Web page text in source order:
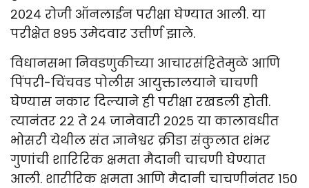
२०२४ रोजी ऑनलाईन परीक्षा घेण्यात आली. या
परीक्षेत ८९५ उमेदवार उत्तीर्ण झाले.
विधानसभा निवडणुकीच्या आचारसंहितेमुळे आणि
पिंपरी-चिंचवड पोलीस आयुक्तालयाने चाचणी
घेण्यास नकार दिल्याने ही परीक्षा रखडली होती.
त्यानंतर २२ ते २४ जानेवारी २०२५ या कालावधीत
भोसरी येथील संत ज्ञानेश्वर क्रीडा संकुलात शंभर
गुणांची शारिरिक क्षमता मैदानी चाचणी घेण्यात
आली. शारीरिक क्षमता आणि मैदानी चाचणीनंतर १५०